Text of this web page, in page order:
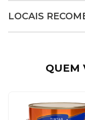
LOCAIS
QUEM